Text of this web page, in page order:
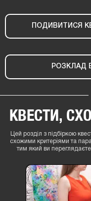
ПОДИВИТИСЯ
РОЗКЛАД
КВЕСТИ,
Цей розділ з підбіркою
схожими критеріями та
тим який ви